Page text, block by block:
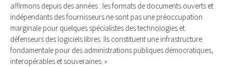
affirmons depuis des années : les formats de documents ouverts et
indépendants des fournisseurs ne sont pas une préoccupation
marginale pour quelques spécialistes des technologies et
défenseurs des logiciels libres. Ils constituent une infrastructure
fondamentale pour des administrations publiques démocratiques,
interopérables et souveraines. »